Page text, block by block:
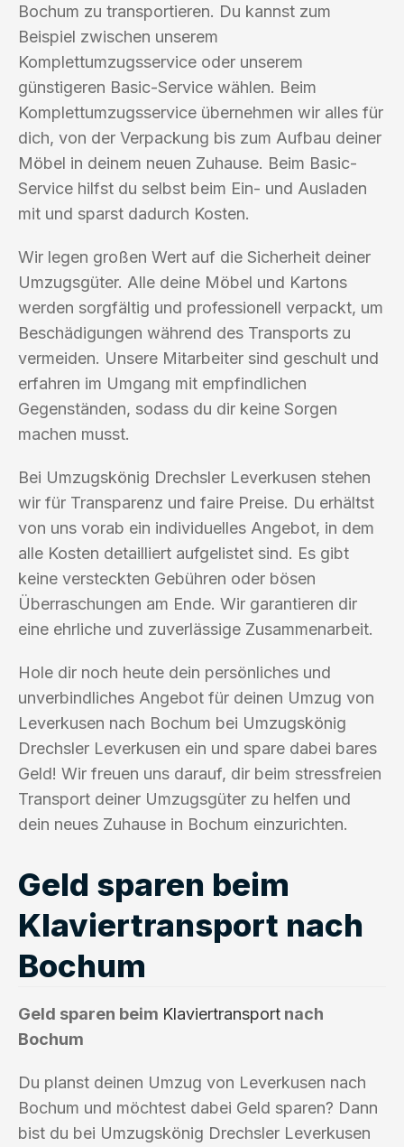
Bochum zu transportieren. Du kannst zum
Beispiel zwischen unserem
Komplettumzugsservice oder unserem
günstigeren Basic-Service wählen. Beim
Komplettumzugsservice übernehmen wir alles für
dich, von der Verpackung bis zum Aufbau deiner
Möbel in deinem neuen Zuhause. Beim Basic-
Service hilfst du selbst beim Ein- und Ausladen
mit und sparst dadurch Kosten.
Wir legen großen Wert auf die Sicherheit deiner
Umzugsgüter. Alle deine Möbel und Kartons
werden sorgfältig und professionell verpackt, um
Beschädigungen während des Transports zu
vermeiden. Unsere Mitarbeiter sind geschult und
erfahren im Umgang mit empfindlichen
Gegenständen, sodass du dir keine Sorgen
machen musst.
Bei Umzugskönig Drechsler Leverkusen stehen
wir für Transparenz und faire Preise. Du erhältst
von uns vorab ein individuelles Angebot, in dem
alle Kosten detailliert aufgelistet sind. Es gibt
keine versteckten Gebühren oder bösen
Überraschungen am Ende. Wir garantieren dir
eine ehrliche und zuverlässige Zusammenarbeit.
Hole dir noch heute dein persönliches und
unverbindliches Angebot für deinen Umzug von
Leverkusen nach Bochum bei Umzugskönig
Drechsler Leverkusen ein und spare dabei bares
Geld! Wir freuen uns darauf, dir beim stressfreien
Transport deiner Umzugsgüter zu helfen und
dein neues Zuhause in Bochum einzurichten.
Geld sparen beim
Klaviertransport nach
Bochum
Geld sparen beim Klaviertransport nach
Bochum
Du planst deinen Umzug von Leverkusen nach
Bochum und möchtest dabei Geld sparen? Dann
bist du bei Umzugskönig Drechsler Leverkusen